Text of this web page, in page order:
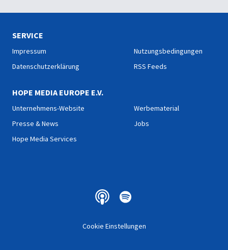
Worauf hoffen?
auch ganz persönlich. Gott
graben, tiefer nachdenken,
SERVICE
Impressum
Datenschutzerklärung
Nutzungsbedingungen
RSS Feeds
HOPE MEDIA EUROPE E.V.
Unternehmens-Website
Presse & News
Hope Media Services
Werbematerial
Jobs
Cookie Einstellungen